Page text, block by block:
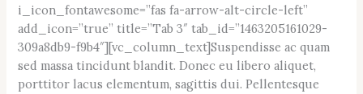
i_icon_fontawesome=”fas fa-arrow-alt-circle-left”
add_icon=”true” title=”Tab 3″ tab_id=”1463205161029-
309a8db9-f9b4″][vc_column_text]Suspendisse ac quam
sed massa tincidunt blandit. Donec eu libero aliquet,
porttitor lacus elementum, sagittis dui. Pellentesque